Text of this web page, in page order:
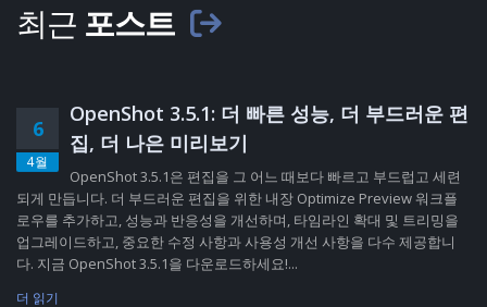
최근 포스트
6
4월
OpenShot 3.5.1: 더 빠른 성능, 더 부드러운 편
집, 더 나은 미리보기
OpenShot 3.5.1은 편집을 그 어느 때보다 빠르고 부드럽고 세련
되게 만듭니다. 더 부드러운 편집을 위한 내장 Optimize Preview 워크플
로우를 추가하고, 성능과 반응성을 개선하며, 타임라인 확대 및 트리밍을
업그레이드하고, 중요한 수정 사항과 사용성 개선 사항을 다수 제공합니
다. 지금 OpenShot 3.5.1을 다운로드하세요!...
더 읽기